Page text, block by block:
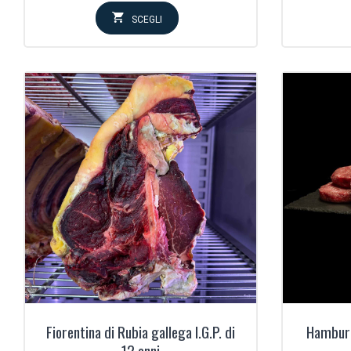
prezzo:
da
150,00€
SCEGLI
Fiorentina di Rubia gallega I.G.P. di